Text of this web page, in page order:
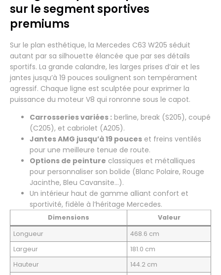
sur le segment sportives
premiums
Sur le plan esthétique, la Mercedes C63 W205 séduit
autant par sa silhouette élancée que par ses détails
sportifs. La grande calandre, les larges prises d’air et les
jantes jusqu’à 19 pouces soulignent son tempérament
agressif. Chaque ligne est sculptée pour exprimer la
puissance du moteur V8 qui ronronne sous le capot.
Carrosseries variées : berline, break (S205), coupé
(C205), et cabriolet (A205).
Jantes AMG jusqu’à 19 pouces et freins ventilés
pour une meilleure tenue de route.
Options de peinture classiques et métalliques
pour personnaliser son bolide (Blanc Polaire, Rouge
Jacinthe, Bleu Cavansite…).
Un intérieur haut de gamme alliant confort et
sportivité, fidèle à l’héritage Mercedes.
Dimensions
Valeur
Longueur
468.6 cm
Largeur
181.0 cm
Hauteur
144.2 cm